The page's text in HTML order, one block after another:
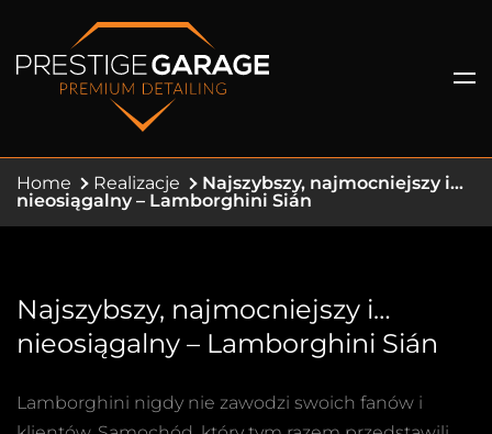
Home Realizacje
Najszybszy, najmocniejszy i…
nieosiągalny – Lamborghini Sián
Najszybszy, najmocniejszy i…
nieosiągalny – Lamborghini Sián
Lamborghini nigdy nie zawodzi swoich fanów i